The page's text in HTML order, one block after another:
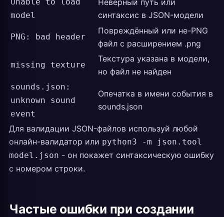
model
Неверный путь или
синтаксис в JSON-модели
PNG: bad header
Повреждённый или не-PNG
файл с расширением .png
missing texture
Текстура указана в модели,
но файл не найден
sounds.json:
unknown sound
event
Опечатка в имени события в
sounds.json
Для валидации JSON-файлов используй любой
онлайн-валидатор или python3 -m json.tool
model.json - он покажет синтаксическую ошибку
с номером строки.
Частые ошибки при создании